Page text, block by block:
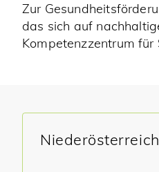
Zur
das sich auf
Kompetenzzentrum für
Niederösterreich